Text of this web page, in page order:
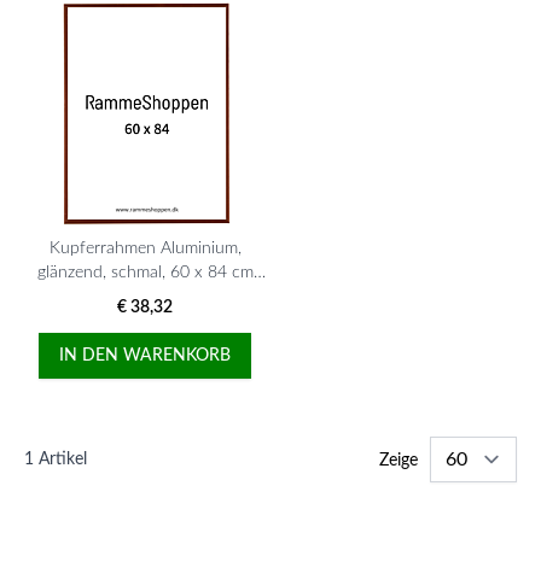
Kupferrahmen Aluminium,
glänzend, schmal, 60 x 84 cm
(A1), Typ 9022
€ 38,32
IN DEN WARENKORB
1 Artikel Zeige